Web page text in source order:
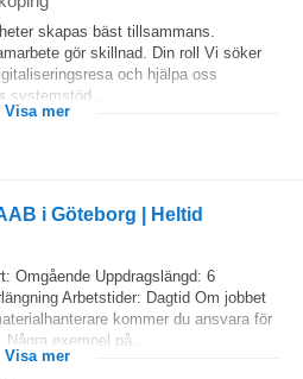
skapas bäst tillsammans.
gör skillnad. Din roll Vi söker
och hjälpa oss
systemstöd...
Visa mer
i Göteborg | Heltid
Omgående Uppdragslängd: 6
Arbetstider: Dagtid Om jobbet
kommer du ansvara för
exempel på...
Visa mer